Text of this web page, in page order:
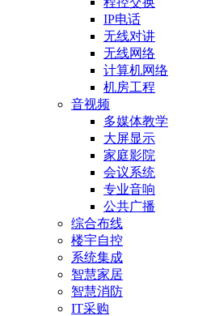
IP电话
无线对讲
无线网络
计算机网络
机房工程
音视频
多媒体教学
大屏显示
家庭影院
会议系统
专业音响
公共广播
综合布线
楼宇自控
系统集成
智慧家居
智慧消防
IT采购